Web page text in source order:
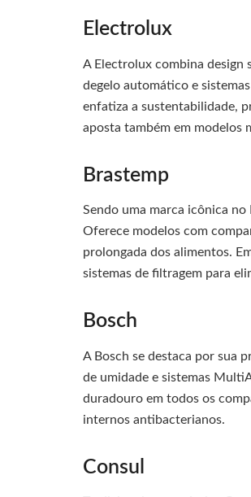
Electrolux
A Electrolux combina design
degelo automático e
enfatiza a sustentabilidade,
aposta também em modelos
Brastemp
Sendo uma marca icônica
Oferece modelos com
prolongada dos alimentos.
sistemas de filtragem para
Bosch
A Bosch se destaca por sua
de umidade e sistemas
duradouro em todos os
internos antibacterianos.
Consul